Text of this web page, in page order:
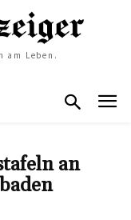
am Leben.
an